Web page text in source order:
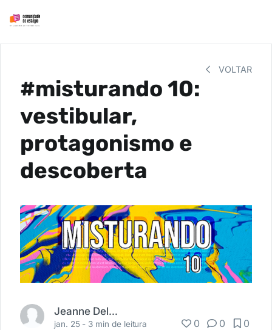
VOLTAR
#misturando 10:
vestibular,
protagonismo e
descoberta
Jeanne Delava
jan. 25 - 3 min de leitura 0 0 0